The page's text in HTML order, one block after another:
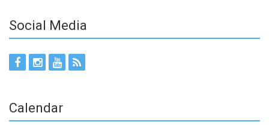
Social Media
Calendar